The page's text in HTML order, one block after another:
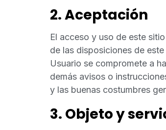
2. Aceptación
El acceso y uso de este
de las disposiciones de
Usuario se compromete a
demás avisos o
y las buenas costumbres
3. Objeto y